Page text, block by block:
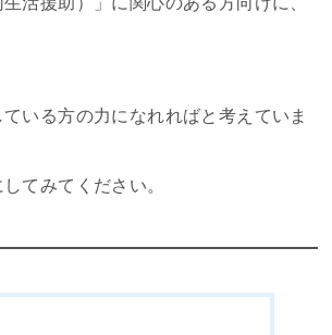
いる方の力になれればと考えていま
てみてください。